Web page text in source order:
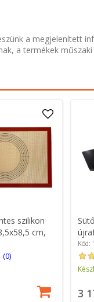
a megjelenített
a termékek
szilikon
cm,
NoStik
(0)
cm
Kód:
3